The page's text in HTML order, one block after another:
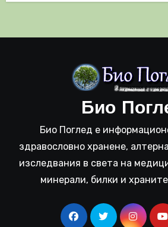
Био
Био Поглед е
здравословно хранене,
изследвания в света на
минерали, билки и